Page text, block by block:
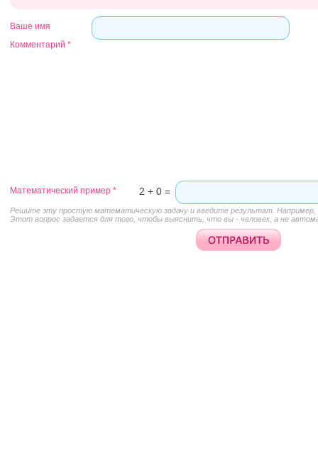
Ваше имя
Комментарий *
Этот вопрос задается для того, чтобы выяснить, что вы - человек, а не
Математический пример * 2 + 0 =
Решите эту простую математическую задачу и введите результат. Например,